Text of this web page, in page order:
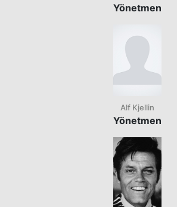
Yönetmen
Alf Kjellin
Yönetmen